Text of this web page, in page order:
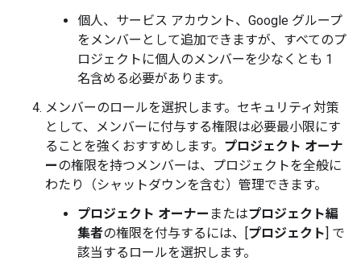
個人、サービス アカウント、Google グループ
をメンバーとして追加できますが、すべてのプ
ロジェクトに個人のメンバーを少なくとも 1
名含める必要があります。
メンバーのロールを選択します。セキュリティ対策
として、メンバーに付与する権限は必要最小限にす
ることを強くおすすめします。 プロジェクト オーナ
ーの権限を持つメンバーは、プロジェクトを全般に
わたり（シャットダウンを含む）管理できます。
プロジェクト オーナー またはプロジェクト編
集者の権限を付与するには、[プロジェクト] で
該当するロールを選択します。